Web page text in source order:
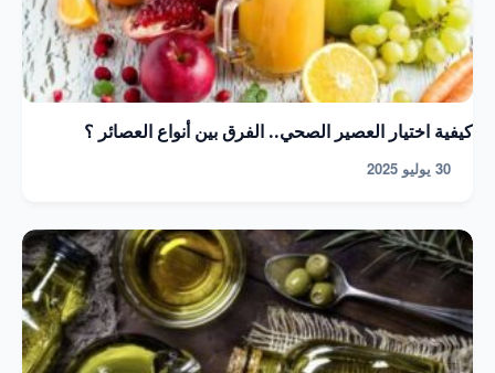
كيفية اختيار العصير الصحي.. الفرق بين أنواع العصائر ؟
30 يوليو 2025